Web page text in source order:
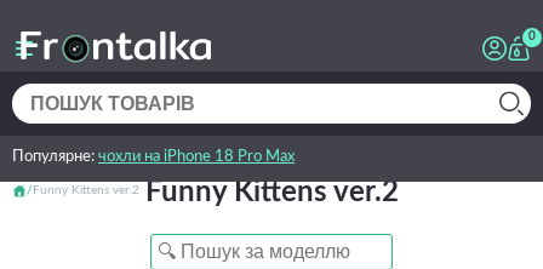
0
Популярне: чохли на iPhone 18 Pro Max
Funny Kittens ver.2 Funny Kittens ver.2